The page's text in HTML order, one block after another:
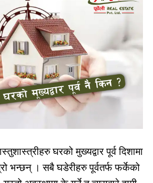
घरको मुख्यद्वार पूर्व दिशामा
भन्छन् । सबै घडेरीहरु पूर्वतर्फ फर्केको